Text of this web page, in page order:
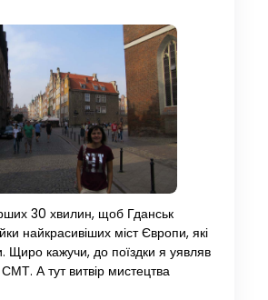
30 хвилин, щоб Гданськ
найкрасивіших міст Європи, які
Щиро кажучи, до поїздки я уявляв
А тут витвір мистецтва